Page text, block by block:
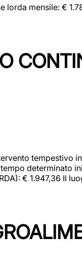
mensile: €
tempestivo
determinato
€ 1.947,36 Il